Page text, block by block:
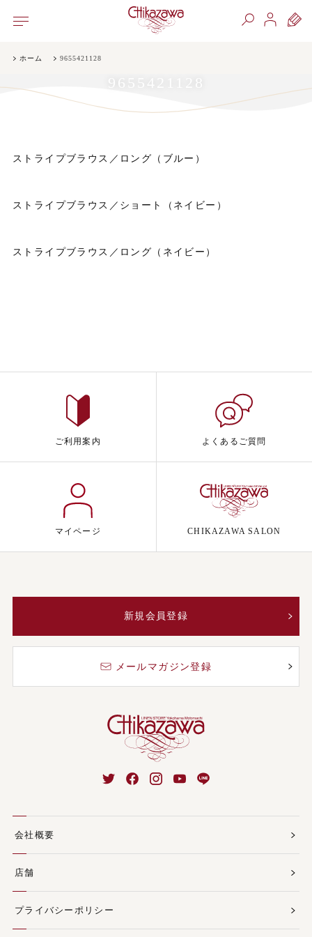
ホーム 9655421128
9655421128
ストライプブラウス／ロング（ブルー）
ストライプブラウス／ショート（ネイビー）
ストライプブラウス／ロング（ネイビー）
ご利用案内 よくあるご質問
マイページ CHIKAZAWA SALON
新規会員登録
メールマガジン登録
会社概要
店舗
プライバシーポリシー